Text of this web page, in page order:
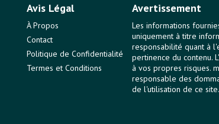
Avis Légal
À Propos
Contact
Politique de Confidentialité
Termes et Conditions
Avertissement
Les informations
uniquement à titre
responsabilité quant à
pertinence du contenu.
à vos propres risques.
responsable des
de l'utilisation de ce site.